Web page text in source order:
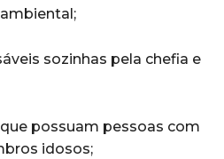
sozinhas pela chefia e
possuam pessoas com
idosos;